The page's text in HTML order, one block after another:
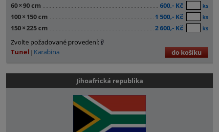
60×90 cm 600,- Kč ks
100× 150 cm 1 500,- Kč ks
150×225 cm 2 600,- Kč ks
Zvolte požadované provedení:
Tunel
Karabina do košíku
Jihoafrická republika